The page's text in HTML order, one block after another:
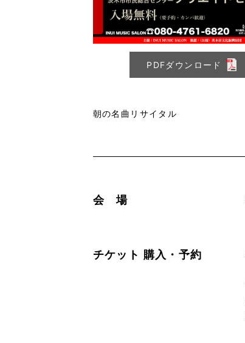
PDFダウンロード
朝の名曲リサイタル
会 場
チケット 購入・予約